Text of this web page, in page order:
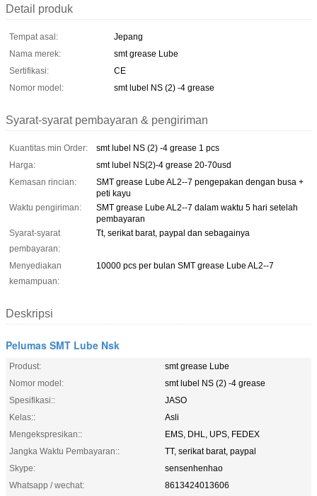
Detail produk
Tempat asal:
Jepang
Nama merek:
smt grease Lube
Sertifikasi:
CE
Nomor model:
smt lubel NS (2) -4 grease
Syarat-syarat pembayaran & pengiriman
Kuantitas min Order:
smt lubel NS (2) -4 grease 1 pcs
Harga:
smt lubel NS(2)-4 grease 20-70usd
Kemasan rincian:
SMT grease Lube AL2--7 pengepakan dengan busa +
peti kayu
Waktu pengiriman:
SMT grease Lube AL2--7 dalam waktu 5 hari setelah
pembayaran
Syarat-syarat
pembayaran:
Tt, serikat barat, paypal dan sebagainya
Menyediakan
kemampuan:
10000 pcs per bulan SMT grease Lube AL2--7
Deskripsi
Pelumas SMT Lube Nsk
Produst:
smt grease Lube
Nomor model:
smt lubel NS (2) -4 grease
Spesifikasi::
JASO
Kelas::
Asli
Mengekspresikan::
EMS, DHL, UPS, FEDEX
Jangka Waktu Pembayaran::
TT, serikat barat, paypal
Skype:
sensenhenhao
Whatsapp / wechat:
8613424013606